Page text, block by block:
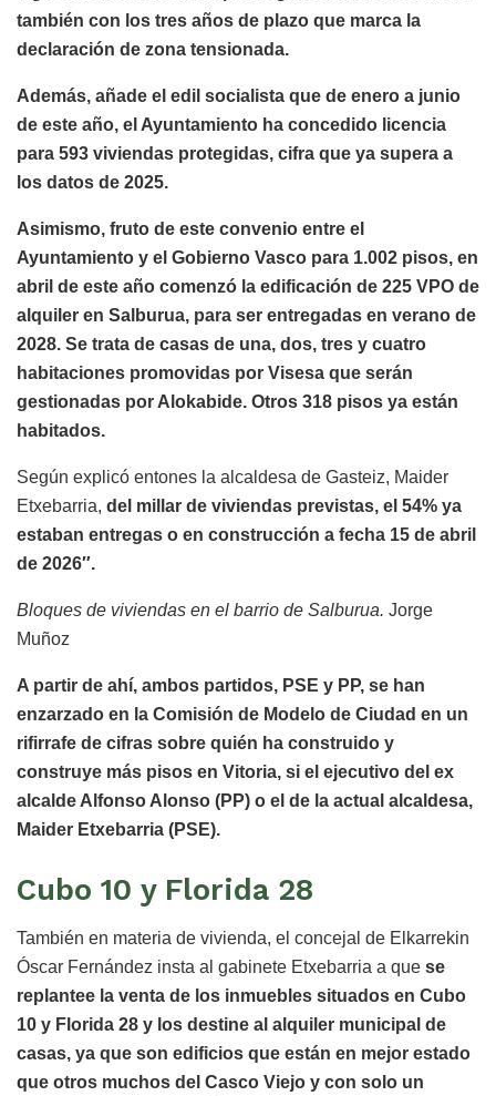
también con los tres años de plazo que marca la
declaración de zona tensionada.
Además, añade el edil socialista que de enero a junio
de este año, el Ayuntamiento ha concedido licencia
para 593 viviendas protegidas, cifra que ya supera a
los datos de 2025.
Asimismo, fruto de este convenio entre el
Ayuntamiento y el Gobierno Vasco para 1.002 pisos, en
abril de este año comenzó la edificación de 225 VPO de
alquiler en Salburua, para ser entregadas en verano de
2028. Se trata de casas de una, dos, tres y cuatro
habitaciones promovidas por Visesa que serán
gestionadas por Alokabide. Otros 318 pisos ya están
habitados.
Según explicó entones la alcaldesa de Gasteiz, Maider
Etxebarria, del millar de viviendas previstas, el 54% ya
estaban entregas o en construcción a fecha 15 de abril
de 2026″.
Bloques de viviendas en el barrio de Salburua. Jorge
Muñoz
A partir de ahí, ambos partidos, PSE y PP, se han
enzarzado en la Comisión de Modelo de Ciudad en un
rifirrafe de cifras sobre quién ha construido y
construye más pisos en Vitoria, si el ejecutivo del ex
alcalde Alfonso Alonso (PP) o el de la actual alcaldesa,
Maider Etxebarria (PSE).
Cubo 10 y Florida 28
También en materia de vivienda, el concejal de Elkarrekin
Óscar Fernández insta al gabinete Etxebarria a que se
replantee la venta de los inmuebles situados en Cubo
10 y Florida 28 y los destine al alquiler municipal de
casas, ya que son edificios que están en mejor estado
que otros muchos del Casco Viejo y con solo un